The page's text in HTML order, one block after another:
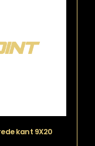
kant 9X20